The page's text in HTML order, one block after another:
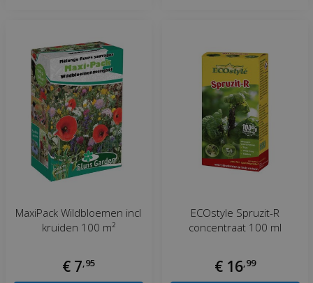
MaxiPack Wildbloemen incl
kruiden 100 m²
€ 7 95
ECOstyle Spruzit-R
concentraat 100 ml
€ 16 99